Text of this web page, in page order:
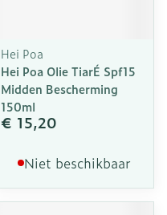
Hei Poa
Hei Poa Olie TiarÉ Spf15
Midden Bescherming
150ml
€ 15,20
Niet beschikbaar